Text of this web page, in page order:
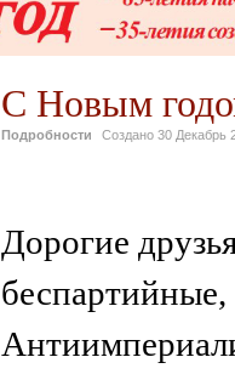
С Новым
Подробности Создано 30 Декабрь
Дорогие